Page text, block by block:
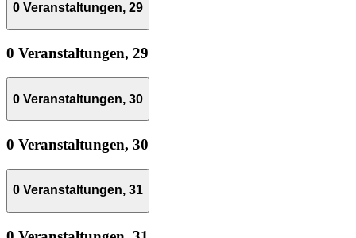
0 Veranstaltungen, 29
0 Veranstaltungen, 29
0 Veranstaltungen, 30
0 Veranstaltungen, 30
0 Veranstaltungen, 31